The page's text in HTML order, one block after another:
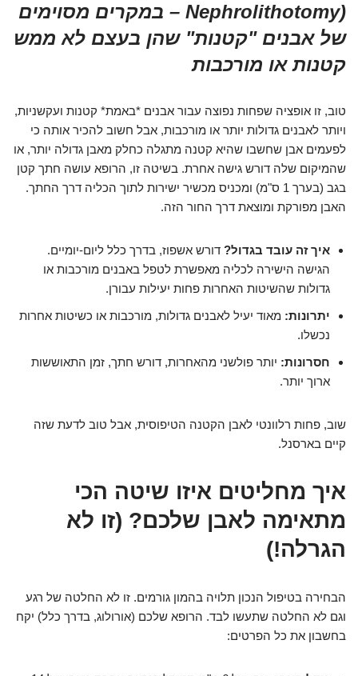
Nephrolithotomy) – במקרים מסוימים
של אבנים "קטנות" שהן בעצם לא ממש
קטנות או מורכבות
טוב, זו אופציה שפחות נפוצה עבור אבנים *באמת* קטנות ועקשניות,
ויותר לאבנים גדולות יותר או מורכבות, אבל חשוב להכיר אותה כי
לפעמים אבן שחשבו שהיא קטנה מתגלה כחלק מאבן גדולה יותר, או
שהמיקום שלה דורש גישה אחרת. בשיטה זו, הרופא עושה חתך קטן
בגב (בערך 1 ס"מ) ומכניס מכשיר ישירות לתוך הכליה דרך החתך.
האבן מפורקת ומוצאת דרך החור הזה.
איך זה עובד בגדול? דורש אשפוז, בדרך כלל ליום-יומיים.
הגישה הישירה לכליה מאפשרת לטפל באבנים מורכבות או
גדולות שהשיטות האחרות פחות יעילות עבורן.
יתרונות: מאוד יעיל לאבנים גדולות, מורכבות או כשיטות אחרות
נכשלו.
חסרונות: יותר פולשני מהאחרות, דורש חתך, זמן התאוששות
ארוך יותר.
שוב, פחות רלוונטי לאבן הקטנה הטיפוסית, אבל טוב לדעת שזה
קיים בארסנל.
איך מחליטים איזו שיטה הכי
מתאימה לאבן שלכם? (זו לא
הגרלה!)
הבחירה בטיפול הנכון תלויה בהמון גורמים. זו לא החלטה של רגע
וגם לא החלטה שתעשו לבד. הרופא שלכם (אורולוג, בדרך כלל) יקח
בחשבון את כל הפרטים: